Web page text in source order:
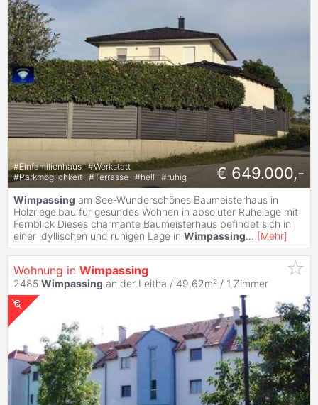
#Einfamilienhaus #Werkstatt
#Parkmöglichkeit #Terrasse #hell #ruhig € 649.000,-
Wimpassing am See-Wunderschönes Baumeisterhaus in
Holzriegelbau für gesundes Wohnen in absoluter Ruhelage mit
Fernblick Dieses charmante Baumeisterhaus befindet sich in
einer idyllischen und ruhigen Lage in Wimpassing... [Mehr]
Wohnung in Wimpassing
2485 Wimpassing an der Leitha / 49,62m² / 1 Zimmer